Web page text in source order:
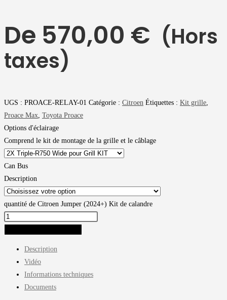
De 570,00 € (Hors
taxes)
UGS : PROACE-RELAY-01 Catégorie : Citroen Étiquettes : Kit grille,
Proace Max, Toyota Proace
Options d'éclairage
Comprend le kit de montage de la grille et le câblage
Can Bus
Description
quantité de Citroen Jumper (2024+) Kit de calandre
Description
Vidéo
Informations techniques
Documents